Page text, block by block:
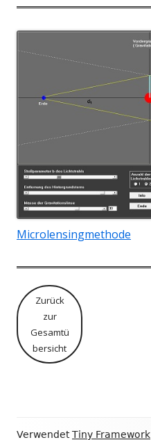
Microlensingmethode
Zurück
zur
Gesamtü
bersicht
Footer
VerwendetTiny Framework